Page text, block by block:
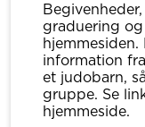
graduering
information
et judobarn,
gruppe. Se
hjemmeside.